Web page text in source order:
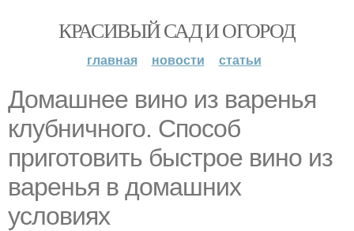
КРАСИВЫЙ САД И ОГОРОД
главная новости статьи
Домашнее вино из варенья
клубничного. Способ
приготовить быстрое вино из
варенья в домашних
условиях